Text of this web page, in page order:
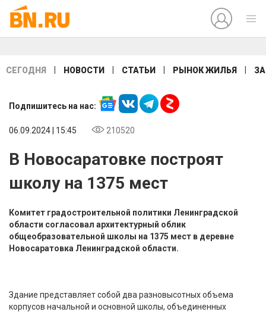
СЕГОДНЯ НОВОСТИ СТАТЬИ РЫНОК ЖИЛЬЯ
Подпишитесь на нас:
06.09.2024 | 15:45 210520
В Новосаратовке построят
школу на 1375 мест
Комитет градостроительной политики Ленинградской
области согласовал архитектурный облик
общеобразовательной школы на 1375 мест в деревне
Новосаратовка Ленинградской области.
Здание представляет собой два разновысотных объема
корпусов начальной и основной школы, объединенных